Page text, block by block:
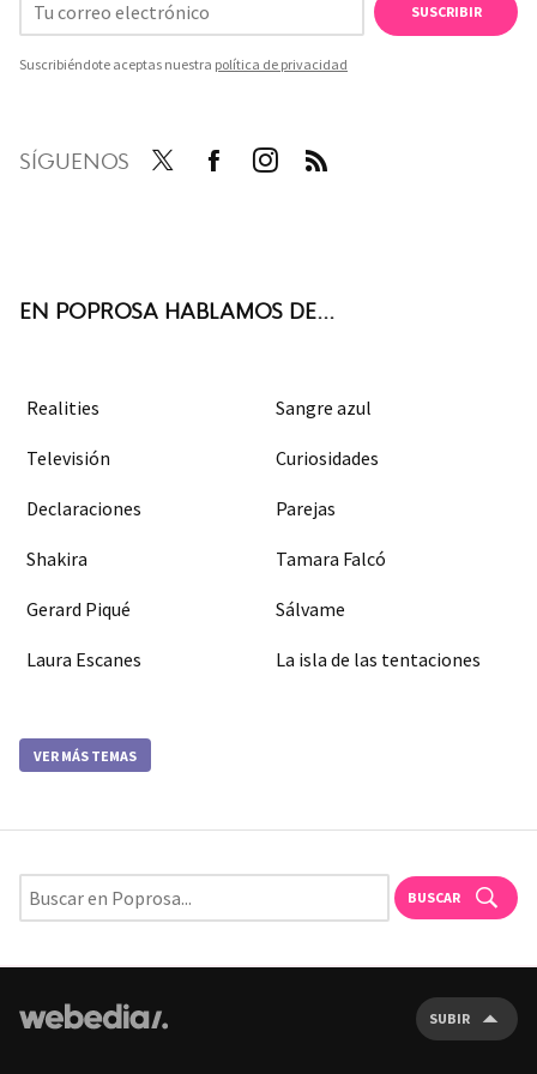
SUSCRIBIR
Suscribiéndote aceptas nuestra política de privacidad
SÍGUENOS
EN POPROSA HABLAMOS DE...
Realities Sangre azul
Televisión Curiosidades
Declaraciones Parejas
Shakira Tamara Falcó
Gerard Piqué Sálvame
Laura Escanes La isla de las tentaciones
VER MÁS TEMAS
BUSCAR
SUBIR